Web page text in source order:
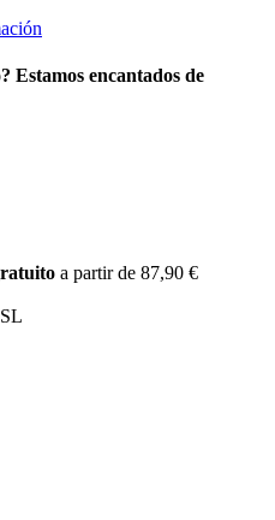
Estamos encantados de
a partir de 87,90 €